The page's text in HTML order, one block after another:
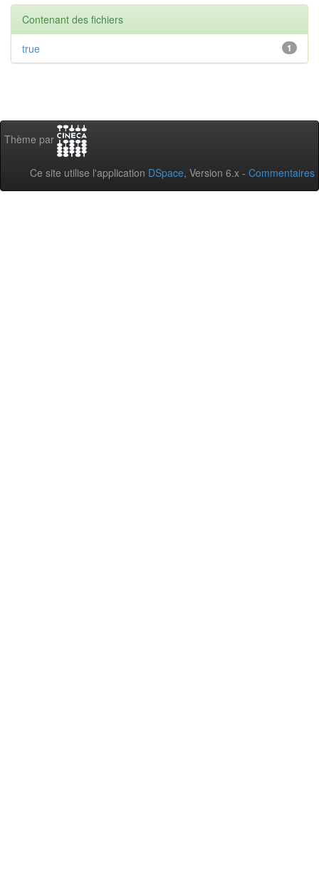
Contenant des fichiers
1
true
Thème par
Ce site utilise l'application DSpace, Version 6.x - Commentaires